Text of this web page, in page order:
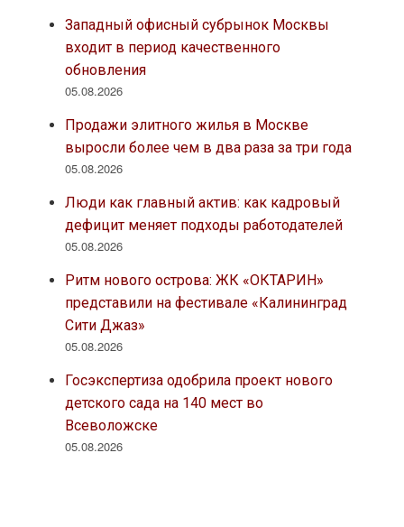
Западный офисный субрынок Москвы
входит в период качественного
обновления
05.08.2026
Продажи элитного жилья в Москве
выросли более чем в два раза за три года
05.08.2026
Люди как главный актив: как кадровый
дефицит меняет подходы работодателей
05.08.2026
Ритм нового острова: ЖК «ОКТАРИН»
представили на фестивале «Калининград
Сити Джаз»
05.08.2026
Госэкспертиза одобрила проект нового
детского сада на 140 мест во
Всеволожске
05.08.2026